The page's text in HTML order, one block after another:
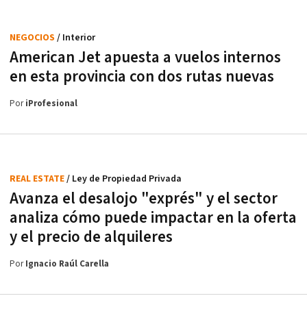
American Jet apuesta a vuelos internos
en esta provincia con dos rutas nuevas
NEGOCIOS / Interior
PoriProfesional
Avanza el desalojo "exprés" y el sector
analiza cómo puede impactar en la oferta
y el precio de alquileres
REAL ESTATE/ Ley de Propiedad Privada
PorIgnacio Raúl Carella